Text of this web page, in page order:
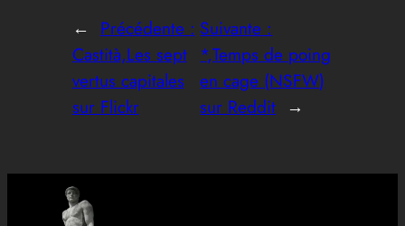
← Précédente :
Castità,Les sept
vertus capitales
sur Flickr
Suivante :
*,Temps de poing
en cage (NSFW)
sur Reddit →